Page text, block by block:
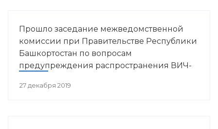
Прошло заседание межведомственной
комиссии при Правительстве Республики
Башкортостан по вопросам
предупреждения распространения ВИЧ-
27 декабря 2019